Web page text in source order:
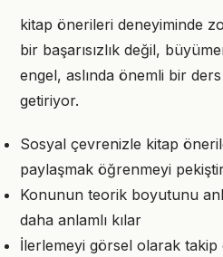
kitap önerileri deneyiminde
bir başarısızlık değil,
engel, aslında önemli bir
getiriyor.
Sosyal çevrenizle kitap
paylaşmak öğrenmeyi
Konunun teorik boyutunu
daha anlamlı kılar
İlerlemeyi görsel olarak